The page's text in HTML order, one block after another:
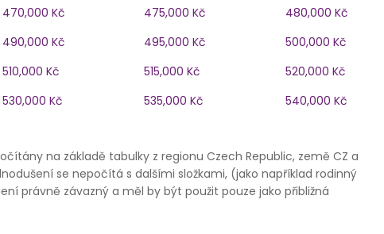
470,000 Kč 475,000 Kč
480,000 Kč
490,000 Kč 495,000 Kč
500,000 Kč
510,000 Kč 515,000 Kč
520,000 Kč
530,000 Kč 535,000 Kč 540,000 Kč
na základě tabulky z regionu Czech Republic, země CZ a
se nepočítá s dalšími složkami, (jako například rodinný
právně závazný a měl by být použit pouze jako přibližná